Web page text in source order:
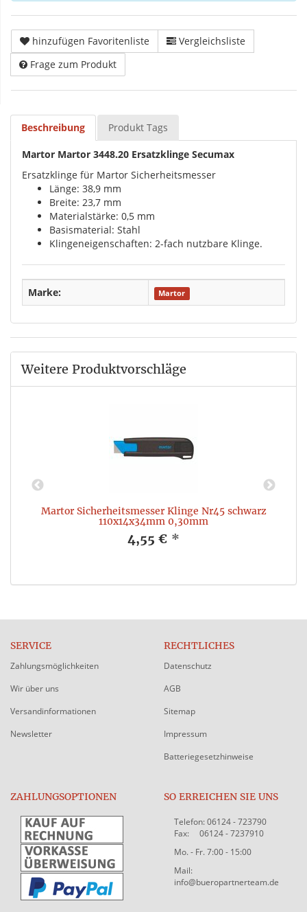
hinzufügen Favoritenliste
Vergleichsliste
Frage zum Produkt
Beschreibung Produkt Tags
Martor Martor 3448.20 Ersatzklinge Secumax
Ersatzklinge für Martor Sicherheitsmesser
Länge: 38,9 mm
Breite: 23,7 mm
Materialstärke: 0,5 mm
Basismaterial: Stahl
Klingeneigenschaften: 2-fach nutzbare Klinge.
Marke: Martor
Weitere Produktvorschläge
Martor Sicherheitsmesser Klinge Nr45 schwarz
110x14x34mm 0,30mm
4,55 € *
SERVICE
Zahlungsmöglichkeiten
Wir über uns
Versandinformationen
Newsletter
RECHTLICHES
Datenschutz
AGB
Sitemap
Impressum
Batteriegesetzhinweise
ZAHLUNGSOPTIONEN SO ERREICHEN SIE UNS
Telefon: 06124 - 723790
Fax: 06124 - 7237910
Mo. - Fr. 7:00 - 15:00
Mail:
info@bueropartnerteam.de